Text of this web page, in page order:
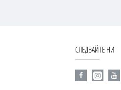
СЛЕДВАЙТЕ НИ